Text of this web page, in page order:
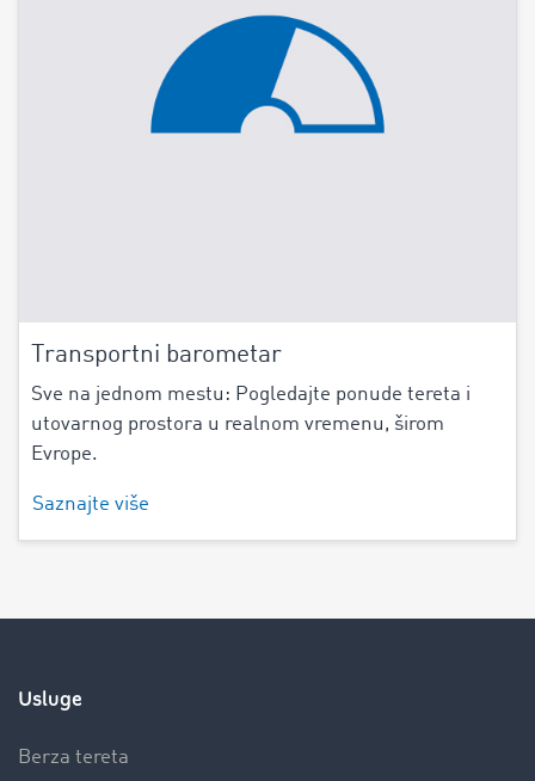
Transportni barometar
Sve na jednom mestu: Pogledajte ponude tereta i
utovarnog prostora u realnom vremenu, širom
Evrope.
Saznajte više
Usluge
Berza tereta